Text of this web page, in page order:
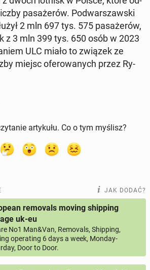
pa­sa­że­rów. Pod­war­szaw­ski
2 mln 697 tys. 575 pa­sa­że­rów,
z 3 mln 399 tys. 650 osób w 2023
ULC miało to związek ze
miejsc ofe­ro­wa­nych przez Ry­
artykułu. Co o tym myślisz?
JAK DODAĆ?
removals moving shipping
uk-eu
No1 Man&Van, Removals, Shipping,
operating 6 days a week, Monday-
Door to Door.